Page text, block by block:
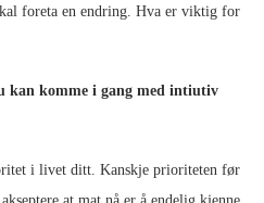
foreta en endring. Hva er viktig for
kan komme i gang med intiutiv
i livet ditt. Kanskje prioriteten før